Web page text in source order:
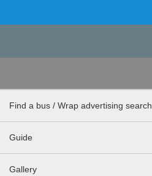
Find a bus / Wrap advertising search
Guide
Gallery